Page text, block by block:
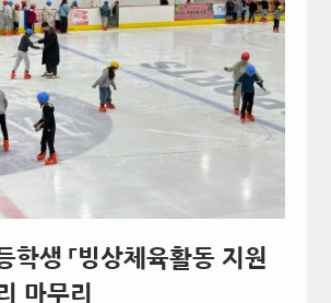
학생 「빙상체육활동 지원
마무리